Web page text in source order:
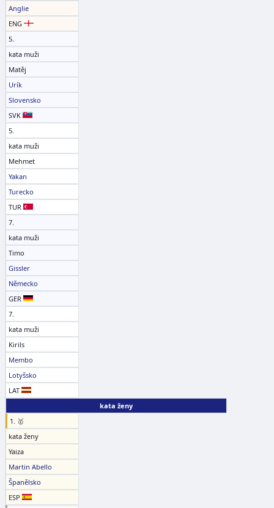
Anglie
ENG
5.
kata muži
Matěj
Urík
Slovensko
SVK
5.
kata muži
Mehmet
Yakan
Turecko
TUR
7.
kata muži
Timo
Gissler
Německo
GER
7.
kata muži
Kirils
Membo
Lotyšsko
LAT
kata ženy
1. 🥇
kata ženy
Yaiza
Martin Abello
Španělsko
ESP